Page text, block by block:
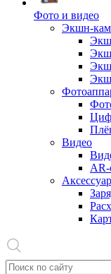
Фото и видео
Экшн-
Видео
AR-